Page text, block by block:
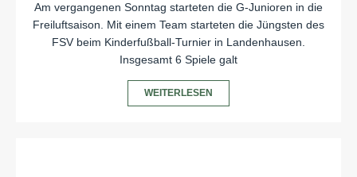
Am vergangenen Sonntag starteten die G-Junioren in die
Freiluftsaison. Mit einem Team starteten die Jüngsten des
FSV beim Kinderfußball-Turnier in Landenhausen.
Insgesamt 6 Spiele galt
WEITERLESEN